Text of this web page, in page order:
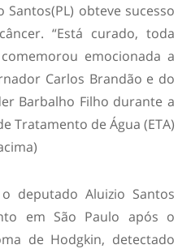
obteve sucesso
“Está curado, toda
emocionada a
Carlos Brandão e do
Barbalho Filho durante a
Tratamento de Água (ETA)
deputado Aluizio Santos
em São Paulo após o
de Hodgkin, detectado